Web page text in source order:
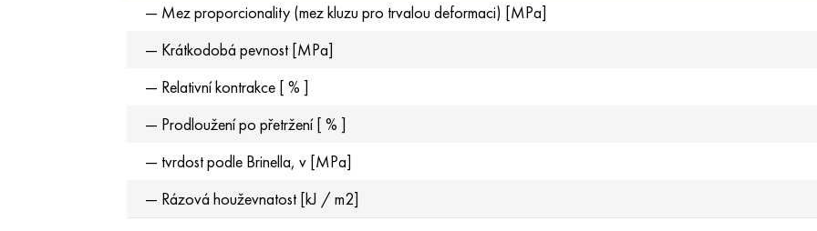
— Mez proporcionality (mez kluzu pro trvalou deformaci) [MPa]
— Krátkodobá pevnost [MPa]
— Relativní kontrakce [ % ]
— Prodloužení po přetržení [ % ]
— tvrdost podle Brinella, v [MPa]
— Rázová houževnatost [kJ / m2]